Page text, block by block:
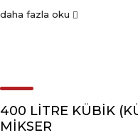
daha fazla oku
400 LİTRE KÜBİK
MİKSER